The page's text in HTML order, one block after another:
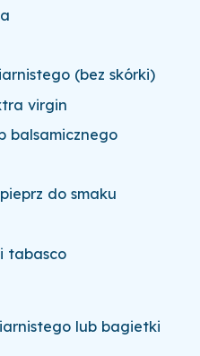
(bez skórki)
virgin
balsamicznego
do smaku
tabasco
lub bagietki